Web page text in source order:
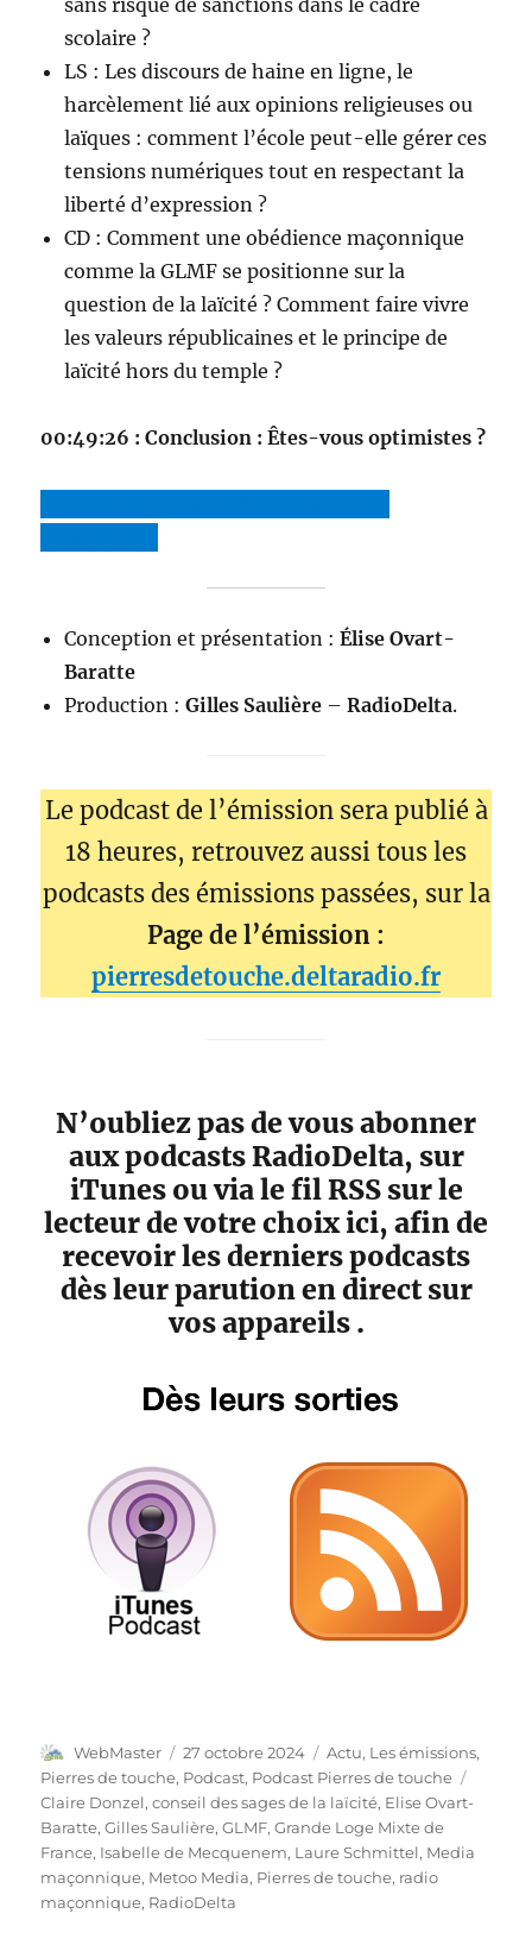
sans risque de sanctions dans le cadre
scolaire ?
LS : Les discours de haine en ligne, le
harcèlement lié aux opinions religieuses ou
laïques : comment l’école peut-elle gérer ces
tensions numériques tout en respectant la
liberté d’expression ?
CD : Comment une obédience maçonnique
comme la GLMF se positionne sur la
question de la laïcité ? Comment faire vivre
les valeurs républicaines et le principe de
laïcité hors du temple ?
00:49:26 : Conclusion : Êtes-vous optimistes ?
Conception et présentation :Élise Ovart-
Baratte
Production :Gilles Saulière –RadioDelta.
Le podcast de l’émission sera publié à
18 heures, retrouvez aussi tous les
podcasts des émissions passées, sur la
Page de l’émission :
pierresdetouche.deltaradio.fr
N’oubliez pas de vous abonner
aux podcasts RadioDelta, sur
iTunes ou via le fil RSS sur le
lecteur de votre choix ici, afin de
recevoir les derniers podcasts
dès leur parution en direct sur
vos appareils .
Auteur
WebMaster
Publié
le
27 octobre 2024 Catégories
Actu, Les émissions,
Pierres de touche, Podcast, Podcast Pierres de touche
Claire Donzel,conseil des sages de la laïcité, Elise Ovart-
Baratte,Gilles Saulière,GLMF,Grande Loge Mixte de
France, Isabelle de Mecquenem, Laure Schmittel, Media
maçonnique, Metoo Media, Pierres de touche, radio
maçonnique, RadioDelta